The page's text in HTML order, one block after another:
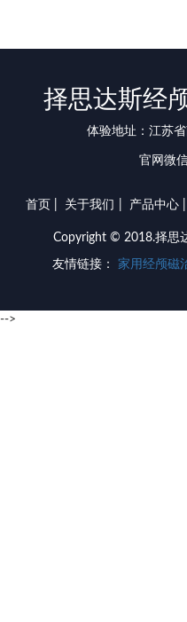
择思达斯经
体验地址：江苏
官网微
首页 关于我们 产品中心
Copyright © 2018.择思
友情链接： 家用经颅磁
-->